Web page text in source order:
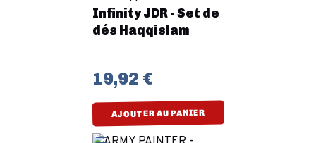
Infinity JDR - Set de
dés Haqqislam
19,92 €
AJOUTER AU PANIER